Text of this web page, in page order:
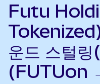
Futu
운드 스털
(FUTUon